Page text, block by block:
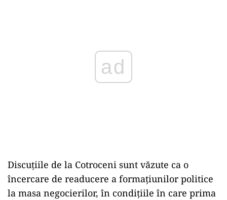
ad
Discuțiile de la Cotroceni sunt văzute ca o
încercare de readucere a formațiunilor politice
la masa negocierilor, în condițiile în care prima